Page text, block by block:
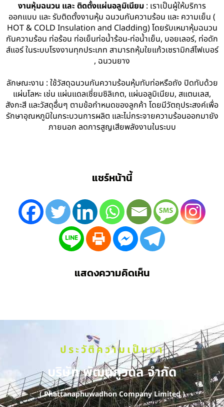
งานหุ้มฉนวน และ ติดตั้งแผ่นอลูมิเนียม : เราเป็นผู้ให้บริการ
ออกแบบ และ รับติดตั้งงานหุ้ม ฉนวนกันความร้อน และ ความเย็น (
HOT & COLD Insulation and Cladding) โดยรับเหมาหุ้มฉนวน
กันความร้อน ท่อร้อน ท่อเย็นท่อน้ำร้อน-ท่อน้ำเย็น, บอยเลอร์, ท่อดัก
ส์แอร์ ในระบบโรงงานทุกประเภท สามารถหุ้มใยแก้วเซรามิกส์ไฟเบอร์
, ฉนวนยาง
ลักษณะงาน : ใช้วัสดุฉนวนกันความร้อนหุ้มทับท่อหรือถัง ปิดทับด้วย
แผ่นโลหะ เช่น แผ่นแดลเซี่ยมซิลิเกต, แผ่นอลูมิเนียม, สแตนเลส,
สังกะสี และวัสดุอื่นๆ ตามข้อกำหนดของลูกค้า โดยมีวัตถุประสงค์เพื่อ
รักษาอุณหภูมิในกระบวนการผลิต และไม่กระจายความร้อนออกมายัง
ภายนอก ลดการสูญเสียพลังงานในระบบ
แชร์หน้านี้
แสดงความคิดเห็น
ประวัติความเป็นมา
บริษัท พัฒนภูวดล จำกัด
( Phattanaphuwadhon Company Limited )